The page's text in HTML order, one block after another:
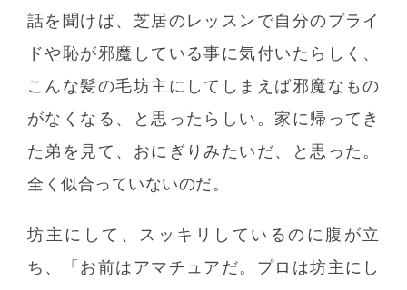
話を聞けば、芝居のレッスンで自分のプライ
ドや恥が邪魔している事に気付いたらしく、
こんな髪の毛坊主にしてしまえば邪魔なもの
がなくなる、と思ったらしい。家に帰ってき
た弟を見て、おにぎりみたいだ、と思った。
全く似合っていないのだ。
坊主にして、スッキリしているのに腹が立
ち、「お前はアマチュアだ。プロは坊主にし